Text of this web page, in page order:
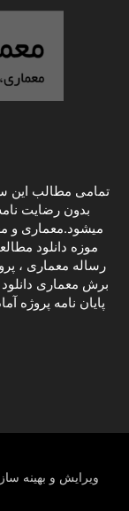
تمامی مطالب این
بدون رضایت
میشود.معماری و
موزه دانلود
رساله معماری ،
برش معماری دانلود
پایان نامه پروژه
ویرایش و بهینه